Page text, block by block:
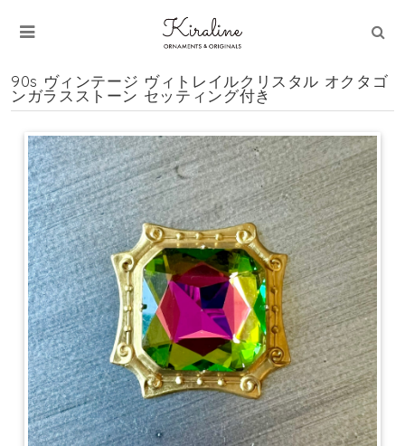
90s ヴィンテージ ヴィトレイルクリスタル オクタゴ
ンガラスストーン セッティング付き